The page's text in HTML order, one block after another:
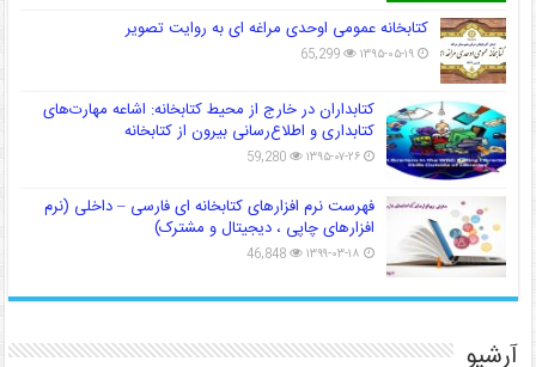
کتابخانه عمومی اوحدی مراغه ای به روایت تصویر
۱۳۹۵-۰۵-۱۹ 65,299
کتابداران در خارج از محیط کتابخانه: اشاعه مهارت‌های
کتابداری و اطلاع‌رسانی بیرون از کتابخانه
۱۳۹۵-۰۷-۲۶ 59,280
فهرست نرم افزارهای کتابخانه ای فارسی – داخلی (نرم
افزارهای چاپی ، دیجیتال و مشترک)
۱۳۹۹-۰۳-۱۸ 46,848
آرشیو